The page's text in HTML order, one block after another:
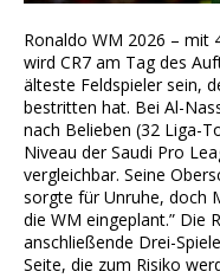
Ronaldo WM 2026 – mit
wird CR7 am Tag des
älteste Feldspieler sein,
bestritten hat. Bei Al-
nach Belieben (32 Liga-
Niveau der Saudi Pro
vergleichbar. Seine
sorgte für Unruhe, doch
die WM eingeplant.” Die
anschließende Drei-
Seite, die zum Risiko